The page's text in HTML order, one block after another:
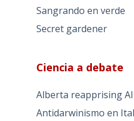
Sangrando en verde
Secret gardener
Ciencia a debate
Alberta reapprising
Antidarwinismo en